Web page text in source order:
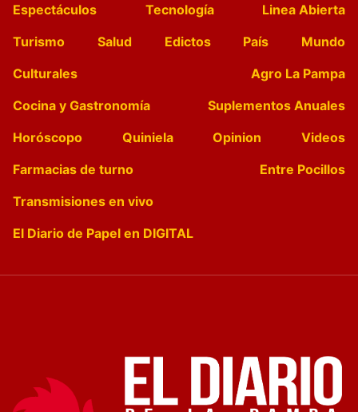
Espectáculos
Tecnología
Linea Abierta
Turismo
Salud Edictos País
Mundo
Culturales
Agro La Pampa
Cocina y Gastronomía
Suplementos Anuales
Horóscopo
Quiniela Opinion
Videos
Farmacias de turno
Entre Pocillos
Transmisiones en vivo
El Diario de Papel en DIGITAL